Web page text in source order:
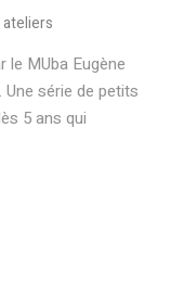
le MUba Eugène
série de petits
5 ans qui